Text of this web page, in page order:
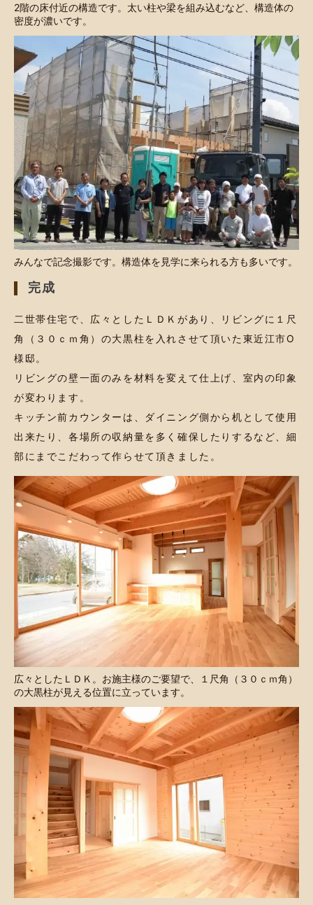
2階の床付近の構造です。太い柱や梁を組み込むなど、構造体の
密度が濃いです。
みんなで記念撮影です。構造体を見学に来られる方も多いです。
完成
二世帯住宅で、広々としたＬＤＫがあり、リビングに１尺
角（３０ｃｍ角）の大黒柱を入れさせて頂いた東近江市O
様邸。
リビングの壁一面のみを材料を変えて仕上げ、室内の印象
が変わります。
キッチン前カウンターは、ダイニング側から机として使用
出来たり、各場所の収納量を多く確保したりするなど、細
部にまでこだわって作らせて頂きました。
広々としたＬＤＫ。お施主様のご要望で、１尺角（３０ｃｍ角）
の大黒柱が見える位置に立っています。